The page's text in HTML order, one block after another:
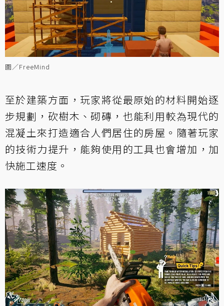
圖／FreeMind
至於建築方面，玩家將從最原始的材料開始逐
步規劃，砍樹木、砌磚，也能利用較為現代的
混凝土來打造適合人們居住的房屋。隨著玩家
的技術力提升，能夠使用的工具也會增加，加
快施工速度。